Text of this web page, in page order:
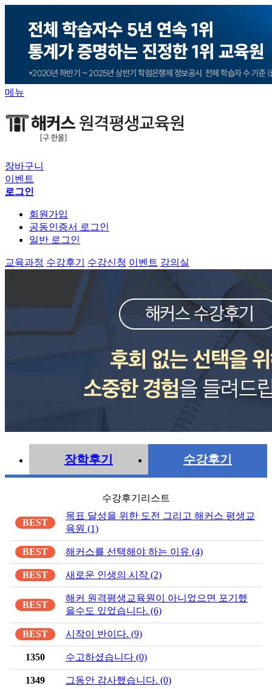
메뉴
장바구니
이벤트
로그인
회원가입
공동인증서 로그인
일반 로그인
교육과정 수강후기 수강신청 이벤트 강의실
장학후기 수강후기
수강후기리스트
BEST
목표 달성을 위한 도전 그리고 해커스 평생교
육원 (1)
BEST 해커스를 선택해야 하는 이유 (4)
BEST 새로운 인생의 시작 (2)
BEST
해커 원격평생교육원이 아니었으면 포기했
을수도 있었습니다. (6)
BEST 시작이 반이다. (9)
1350 수고하셨습니다 (0)
1349 그동안 감사했습니다. (0)